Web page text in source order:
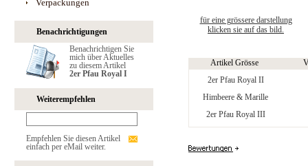
Verpackungen
Benachrichtigungen
Benachrichtigen Sie
mich über Aktuelles
zu diesem Artikel
2er Pfau Royal I
Weiterempfehlen
Empfehlen Sie diesen Artikel
einfach per eMail weiter.
für eine grössere darstellung
klicken sie auf das bild.
Artikel Grösse
2er Pfau Royal II
Himbeere & Marille
2er Pfau Royal III